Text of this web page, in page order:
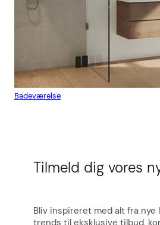
Badeværelse
Tilmeld dig vores
Bliv inspireret med alt fra nye